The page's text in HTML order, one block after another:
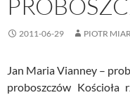
2011-06-29 PIOTR
Jan Maria Vianney –
proboszczów Kościoła